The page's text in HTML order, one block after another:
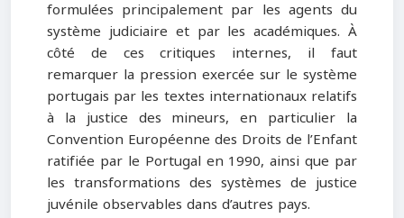
formulées principalement par les agents du
système judiciaire et par les académiques. À
côté de ces critiques internes, il faut
remarquer la pression exercée sur le système
portugais par les textes internationaux relatifs
à la justice des mineurs, en particulier la
Convention Européenne des Droits de l’Enfant
ratifiée par le Portugal en 1990, ainsi que par
les transformations des systèmes de justice
juvénile observables dans d’autres pays.